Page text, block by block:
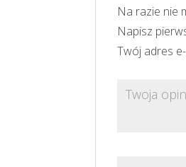
Na razie nie
Napisz
Twój adres